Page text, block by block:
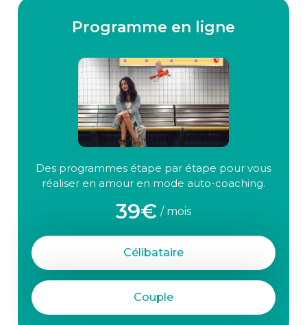
Programme en ligne
Des programmes étape par étape pour vous
réaliser en amour en mode auto-coaching.
39€ / mois
Célibataire
Couple